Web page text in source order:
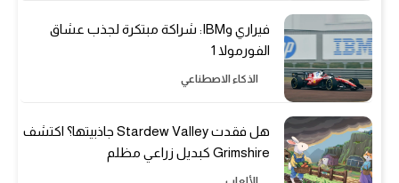
فيراري وIBM: شراكة مبتكرة لجذب عشاق
الفورمولا 1
الذكاء الاصطناعي
هل فقدت Stardew Valley جاذبيتها؟ اكتشف
Grimshire كبديل زراعي مظلم